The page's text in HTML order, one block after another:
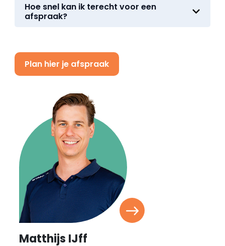
Hoe snel kan ik terecht voor een
afspraak?
Plan hier je afspraak
Matthijs IJff